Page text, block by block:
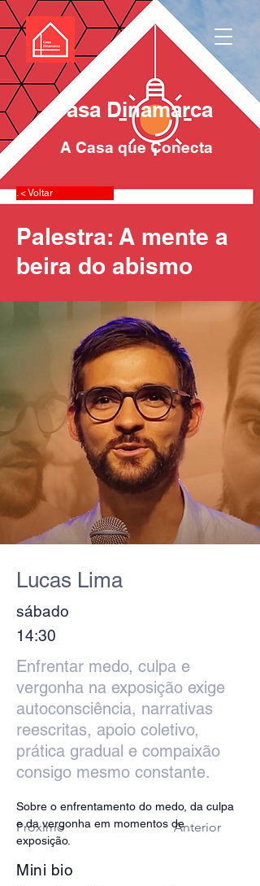
Casa Dinamarca
A Casa que Conecta
. < Voltar
Palestra: A mente a
beira do abismo
Lucas Lima
sábado
14:30
Enfrentar medo, culpa e
vergonha na exposição exige
autoconsciência, narrativas
reescritas, apoio coletivo,
prática gradual e compaixão
consigo mesmo constante.
Próximo Anterior
Sobre o enfrentamento do medo, da culpa
e da vergonha em momentos de
exposição.
Mini bio